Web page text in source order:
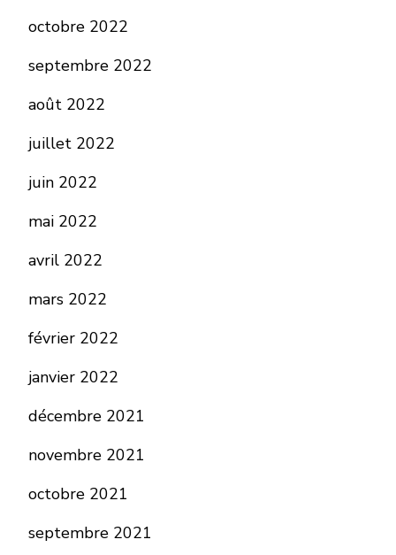
octobre 2022
septembre 2022
août 2022
juillet 2022
juin 2022
mai 2022
avril 2022
mars 2022
février 2022
janvier 2022
décembre 2021
novembre 2021
octobre 2021
septembre 2021